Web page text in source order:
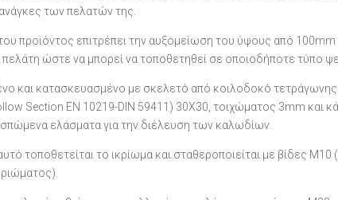
των πελατών της.
προϊόντος επιτρέπει την αυξομείωση του ύψους από
πελάτη ώστε να μπορεί να τοποθετηθεί σε οποιοδήποτε τύπο
και κατασκευασμένο με σκελετό από κοιλοδοκό
Section EN 10219-DIN 59411) 30Χ30, τοιχώματος 3mm και
ελάσματα για την διέλευση των καλωδίων.
τοποθετείται το ικρίωμα και σταθεροποιείται με βίδες